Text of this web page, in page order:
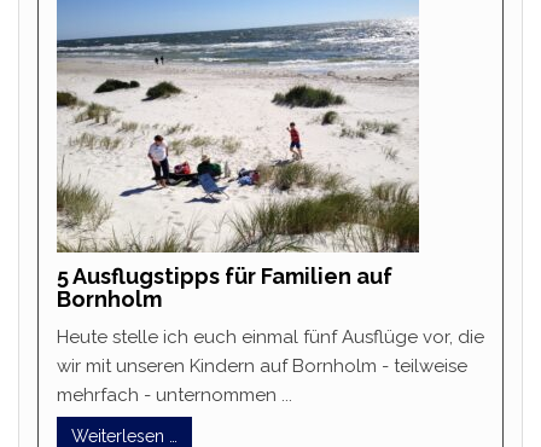
5 Ausflugstipps für Familien auf
Bornholm
Heute stelle ich euch einmal fünf Ausflüge vor, die
wir mit unseren Kindern auf Bornholm - teilweise
mehrfach - unternommen ...
Weiterlesen …